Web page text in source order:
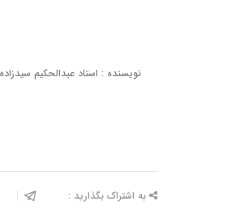
نویسنده : استاد عبدالحکیم سیدزاده
به اشتراک بگذارید :